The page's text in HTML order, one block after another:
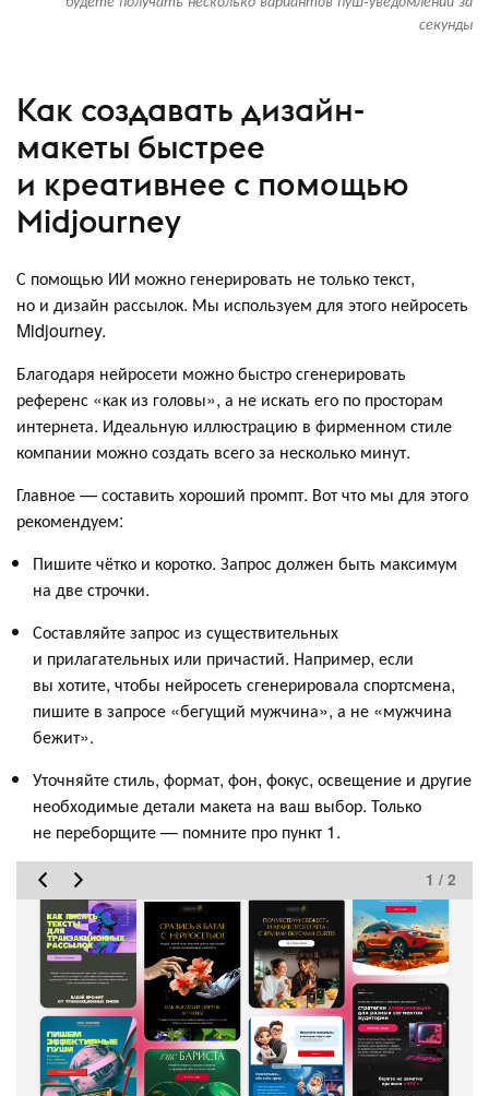
секунды
Как создавать дизайн-
макеты быстрее
и креативнее с помощью
Midjourney
С помощью ИИ можно генерировать не только текст,
но и дизайн рассылок. Мы используем для этого нейросеть
Midjourney.
Благодаря нейросети можно быстро сгенерировать
референс «как из головы», а не искать его по просторам
интернета. Идеальную иллюстрацию в фирменном стиле
компании можно создать всего за несколько минут.
Главное — составить хороший промпт. Вот что мы для этого
рекомендуем:
Пишите чётко и коротко. Запрос должен быть максимум
на две строчки.
Составляйте запрос из существительных
и прилагательных или причастий. Например, если
вы хотите, чтобы нейросеть сгенерировала спортсмена,
пишите в запросе «бегущий мужчина», а не «мужчина
бежит».
Уточняйте стиль, формат, фон, фокус, освещение и другие
необходимые детали макета на ваш выбор. Только
не переборщите — помните про пункт 1.
1 / 2